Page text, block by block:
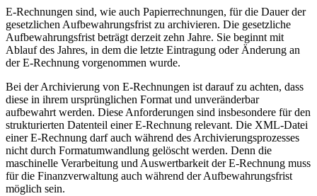
E-Rechnungen sind, wie auch Papierrechnungen, für die Dauer der
gesetzlichen Aufbewahrungsfrist zu archivieren. Die gesetzliche
Aufbewahrungsfrist beträgt derzeit zehn Jahre. Sie beginnt mit
Ablauf des Jahres, in dem die letzte Eintragung oder Änderung an
der E-Rechnung vorgenommen wurde.
Bei der Archivierung von E-Rechnungen ist darauf zu achten, dass
diese in ihrem ursprünglichen Format und unveränderbar
aufbewahrt werden. Diese Anforderungen sind insbesondere für den
strukturierten Datenteil einer E-Rechnung relevant. Die XML-Datei
einer E-Rechnung darf auch während des Archivierungsprozesses
nicht durch Formatumwandlung gelöscht werden. Denn die
maschinelle Verarbeitung und Auswertbarkeit der E-Rechnung muss
für die Finanzverwaltung auch während der Aufbewahrungsfrist
möglich sein.